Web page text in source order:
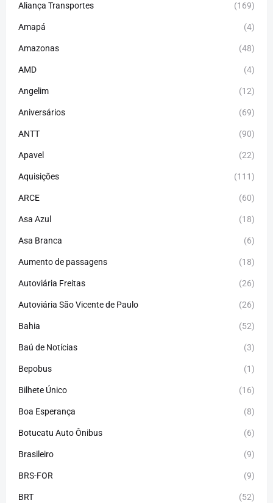
Aliança Transportes (169)
Amapá (4)
Amazonas (48)
AMD (4)
Angelim (12)
Aniversários (69)
ANTT (90)
Apavel (22)
Aquisições (111)
ARCE (60)
Asa Azul (18)
Asa Branca (6)
Aumento de passagens (18)
Autoviária Freitas (26)
Autoviária São Vicente de Paulo (26)
Bahia (52)
Baú de Notícias (3)
Bepobus (1)
Bilhete Único (16)
Boa Esperança (8)
Botucatu Auto Ônibus (6)
Brasileiro (9)
BRS-FOR (9)
BRT (52)